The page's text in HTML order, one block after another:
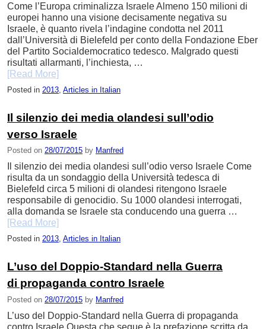
Come l’Europa criminalizza Israele Almeno 150 milioni di
europei hanno una visione decisamente negativa su
Israele, è quanto rivela l’indagine condotta nel 2011
dall’Università di Bielefeld per conto della Fondazione Eber
del Partito Socialdemocratico tedesco. Malgrado questi
risultati allarmanti, l’inchiesta, …
[Read More]
Posted in 2013 Articles in Italian
Il silenzio dei media olandesi sull’odio
verso Israele
Posted on 28/07/2015 by Manfred
Il silenzio dei media olandesi sull’odio verso Israele Come
risulta da un sondaggio della Università tedesca di
Bielefeld circa 5 milioni di olandesi ritengono Israele
responsabile di genocidio. Su 1000 olandesi interrogati,
alla domanda se Israele sta conducendo una guerra …
[Read More]
Posted in 2013, Articles in Italian
L’uso del Doppio-Standard nella Guerra
di propaganda contro Israele
Posted on 28/07/2015 by Manfred
L’uso del Doppio-Standard nella Guerra di propaganda
contro Israele Questa che segue è la prefazione scritta da